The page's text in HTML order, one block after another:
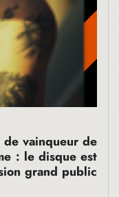
de vainqueur de
: le disque est
grand public